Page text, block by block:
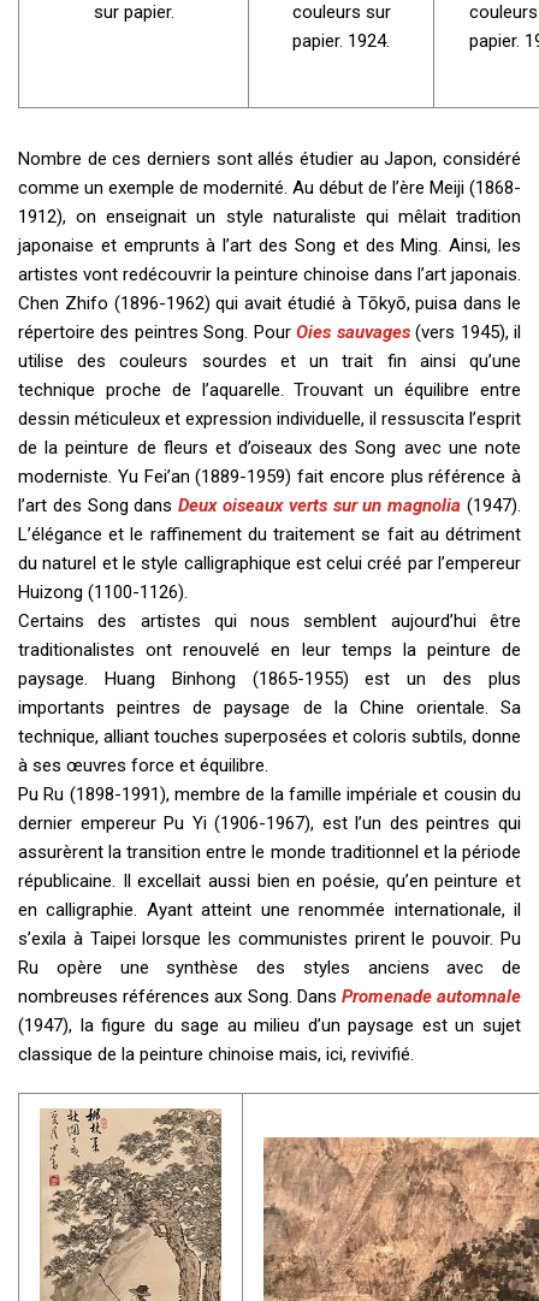
sur papier.
couleurs sur
papier. 1924.
papier.
Nombre de ces derniers sont allés étudier au Japon, considéré
comme un exemple de modernité. Au début de l’ère Meiji (1868-
1912), on enseignait un style naturaliste qui mêlait tradition
japonaise et emprunts à l’art des Song et des Ming. Ainsi, les
artistes vont redécouvrir la peinture chinoise dans l’art japonais.
Chen Zhifo (1896-1962) qui avait étudié à Tōkyō, puisa dans le
répertoire des peintres Song. PourOies sauvages(vers 1945), il
utilise des couleurs sourdes et un trait fin ainsi qu’une
technique proche de l’aquarelle. Trouvant un équilibre entre
dessin méticuleux et expression individuelle, il ressuscita l’esprit
de la peinture de fleurs et d’oiseaux des Song avec une note
moderniste. Yu Fei’an (1889-1959) fait encore plus référence à
l’art des Song dansDeux oiseaux verts sur un magnolia (1947).
L’élégance et le raffinement du traitement se fait au détriment
du naturel et le style calligraphique est celui créé par l’empereur
Huizong (1100-1126).
Certains des artistes qui nous semblent aujourd’hui être
traditionalistes ont renouvelé en leur temps la peinture de
paysage. Huang Binhong (1865-1955) est un des plus
importants peintres de paysage de la Chine orientale. Sa
technique, alliant touches superposées et coloris subtils, donne
à ses œuvres force et équilibre.
Pu Ru (1898-1991), membre de la famille impériale et cousin du
dernier empereur Pu Yi (1906-1967), est l’un des peintres qui
assurèrent la transition entre le monde traditionnel et la période
républicaine. Il excellait aussi bien en poésie, qu’en peinture et
en calligraphie. Ayant atteint une renommée internationale, il
s’exila à Taipei lorsque les communistes prirent le pouvoir. Pu
Ru opère une synthèse des styles anciens avec de
nombreuses références aux Song. Dans Promenade automnale
(1947), la figure du sage au milieu d’un paysage est un sujet
classique de la peinture chinoise mais, ici, revivifié.